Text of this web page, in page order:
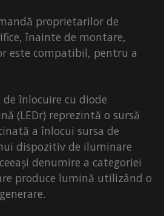
proprietarilor de
înainte de montare,
este compatibil, pentru a
de înlocuire cu diode
(LEDr) reprezintă o sursă
a înlocui sursa de
dispozitiv de iluminare
denumire a categoriei
produce lumină utilizând o